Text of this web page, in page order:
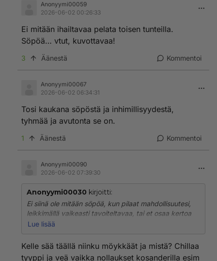
Anonyymi00059
2026-06-02 00:26:33
Ei mitään ihailtavaa pelata toisen tunteilla.
Söpöä… vtut, kuvottavaa!
3 Äänestä Kommentoi
Anonyymi00067
2026-06-02 06:34:31
Tosi kaukana söpöstä ja inhimillisyydestä,
tyhmää ja avutonta se on.
1 Äänestä Kommentoi
Anonyymi00090
2026-06-02 07:39:30
Anonyymi00030 kirjoitti:
Ei siinä ole mitään söpöä, kun pilaat mahdollisuutesi,
leikkimällä vaikeasti tavoiteltavaa, tai et osaa kertoa
kiinnostustasi. Usein uutta tilaisuutta ei tule. Näitä
taakka, kun sitä oikeaa ei löytynytkään.
Lue lisää
Kelle sää täällä niinku möykkäät ja mistä? Chillaa
tyyppi ja veä vaikka nollaukset kosanderilla esim